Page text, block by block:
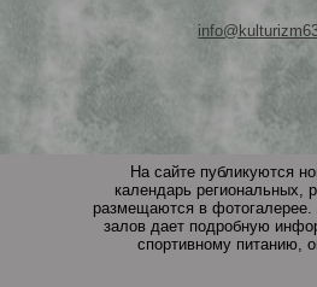
На сайте публикуются
календарь региональных,
размещаются в
залов дает подробную
спортивному питанию,